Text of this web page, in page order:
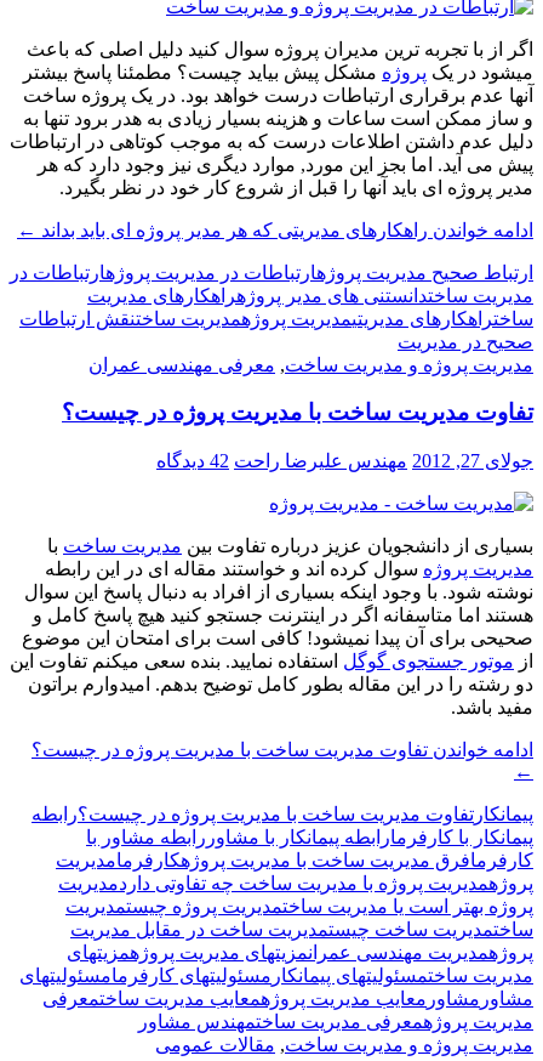
اگر از با تجربه ترین مدیران پروژه سوال کنید دلیل اصلی که باعث
میشود در یک پروژه مشکل پیش بیاید چیست؟ مطمئنا پاسخ بیشتر
آنها عدم برقراری ارتباطات درست خواهد بود. در یک پروژه ساخت
و ساز ممکن است ساعات و هزینه بسیار زیادی به هدر برود تنها به
دلیل عدم داشتن اطلاعات درست که به موجب کوتاهی در ارتباطات
پیش می آید. اما بجز این مورد, موارد دیگری نیز وجود دارد که هر
مدیر پروژه ای باید آنها را قبل از شروع کار خود در نظر بگیرد.
ادامه خواندن راهکارهای مدیریتی که هر مدیر پروژه ای باید بداند ←
ارتباط صحیح مدیریت پروژهارتباطات در مدیریت پروژهارتباطات در
مدیریت ساختدانستنی های مدیر پروژهراهکارهای مدیریت
ساختراهکارهای مدیریتیمدیریت پروژهمدیریت ساختنقش ارتباطات
صحیح در مدیریت
مدیریت پروژه و مدیریت ساخت, معرفی مهندسی عمران
تفاوت مدیریت ساخت با مدیریت پروژه در چیست؟
جولای 27, 2012 مهندس علیرضا راحت 42 دیدگاه
بسیاری از دانشجویان عزیز درباره تفاوت بین مدیریت ساخت با
مدیریت پروژه سوال کرده اند و خواستند مقاله ای در این رابطه
نوشته شود. با وجود اینکه بسیاری از افراد به دنبال پاسخ این سوال
هستند اما متاسفانه اگر در اینترنت جستجو کنید هیچ پاسخ کامل و
صحیحی برای آن پیدا نمیشود! کافی است برای امتحان این موضوع
از موتور جستجوی گوگل استفاده نمایید. بنده سعی میکنم تفاوت این
دو رشته را در این مقاله بطور کامل توضیح بدهم. امیدوارم براتون
مفید باشد.
ادامه خواندن تفاوت مدیریت ساخت با مدیریت پروژه در چیست؟
←
پیمانکار تفاوت مدیریت ساخت با مدیریت پروژه در چیست؟رابطه
پیمانکار با کارفرمارابطه پیمانکار با مشاور رابطه مشاور با
کارفرمافرق مدیریت ساخت با مدیریت پروژهکارفرمامدیریت
پروژهمدیریت پروژه با مدیریت ساخت چه تفاوتی داردمدیریت
پروژه بهتر است یا مدیریت ساختمدیریت پروژه چیستمدیریت
ساختمدیریت ساخت چیستمدیریت ساخت در مقابل مدیریت
پروژهمدیریت مهندسی عمرانمزیتهای مدیریت پروژهمزیتهای
مدیریت ساختمسئولیتهای پیمانکار مسئولیتهای کارفرمامسئولیتهای
مشاور مشاور معایب مدیریت پروژهمعایب مدیریت ساختمعرفی
مدیریت پروژهمعرفی مدیریت ساختمهندس مشاور
مدیریت پروژه و مدیریت ساخت, مقالات عمومی